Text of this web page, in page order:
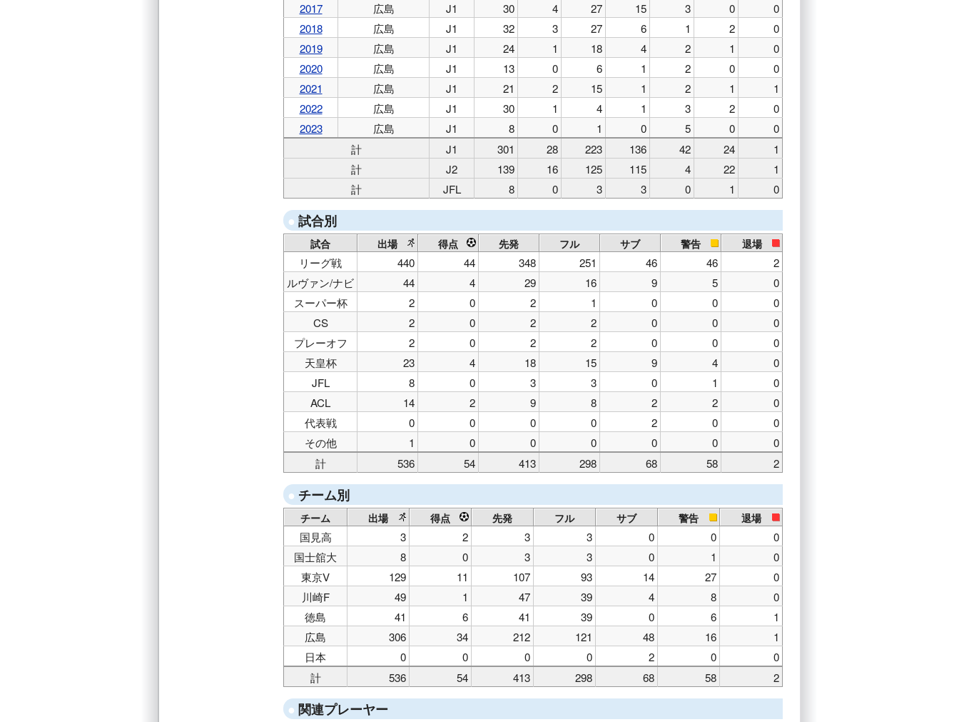
2017
広島 J1 30 4 27 15 3 0
0
2018
広島 J1 32 3 27 6 1 2
0
2019
広島 J1 24 1 18 4 2 1
0
2020
広島 J1 13 0 6 1 2 0
0
2021
広島 J1 21 2 15 1 2 1
1
2022
広島 J1 30 1 4 1 3 2
0
2023
広島 J1 8 0 1 0 5 0
0
計
J1 301 28 223 136 42 24
1
計
J2 139 16 125 115 4 22
1
計
JFL 8 0 3 3 0 1 0
試合別
試合 出場 得点 先発 フル サブ 警告 退場
リーグ戦 440 44 348 251 46 46
2
ルヴァン/ナビ
44 4 29 16 9 5
0
スーパー杯
2 0 2 1 0 0
0
CS
2 0 2 2 0 0
0
プレーオフ
2 0 2 2 0 0
0
天皇杯
23 4 18 15 9 4
0
JFL
8 0 3 3 0 1
0
ACL
14 2 9 8 2 2
0
代表戦
0 0 0 0 2 0
0
その他
1 0 0 0 0 0
0
計
536 54 413 298 68 58 2
チーム別
チーム 出場 得点 先発 フル サブ 警告 退場
国見高 3 2 3 3 0 0
0
国士舘大
8 0 3 3 0 1
0
東京V
129 11 107 93 14 27
0
川崎F
49 1 47 39 4 8
0
徳島
41 6 41 39 0 6
1
広島
306 34 212 121 48 16
1
日本
0 0 0 0 2 0
0
計
536 54 413 298 68 58 2
関連プレーヤー